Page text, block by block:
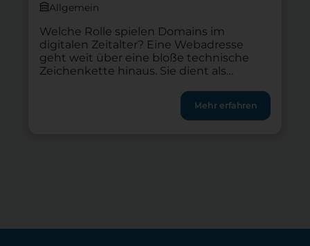
Allgemein
Welche Rolle spielen Domains im
digitalen Zeitalter? Eine Webadresse
geht weit über eine bloße technische
Zeichenkette hinaus. Sie dient als
und erster Kontaktpunkt zu digitalen
Angeboten. Die eigene Domain bildet für
jeden Verein, jedes Start-up und alle
Mehr erfahren